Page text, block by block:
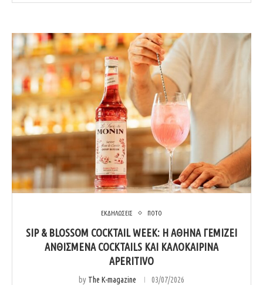
ΕΚΔΗΛΩΣΕΙΣ ΠΟΤΟ
SIP & BLOSSOM COCKTAIL WEEK: Η ΑΘΉΝΑ ΓΕΜΊΖΕΙ
ΑΝΘΙΣΜΈΝΑ COCKTAILS ΚΑΙ ΚΑΛΟΚΑΙΡΙΝΆ
APERITIVO
by The K-magazine 03/07/2026